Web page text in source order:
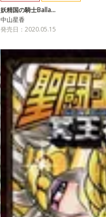
妖精国の騎士Balla…
中山星香
発売日：2020.05.15